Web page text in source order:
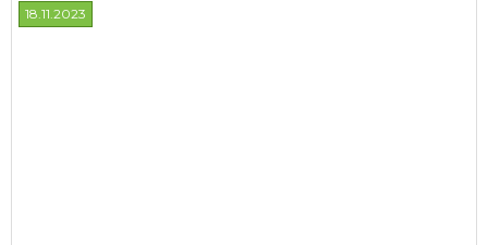
18.11.2023